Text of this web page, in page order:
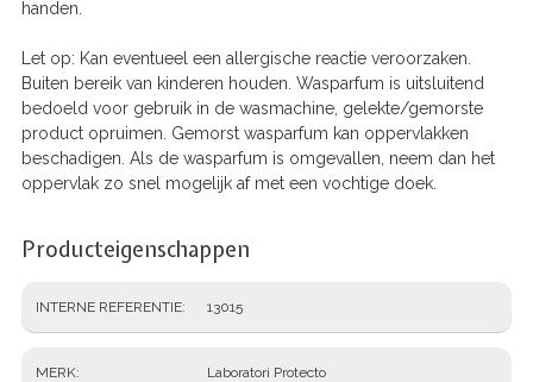
handen.
Let op: Kan eventueel een allergische reactie veroorzaken.
Buiten bereik van kinderen houden. Wasparfum is uitsluitend
bedoeld voor gebruik in de wasmachine, gelekte/gemorste
product opruimen. Gemorst wasparfum kan oppervlakken
beschadigen. Als de wasparfum is omgevallen, neem dan het
oppervlak zo snel mogelijk af met een vochtige doek.
Producteigenschappen
INTERNE REFERENTIE 13015
MERK Laboratori Protecto